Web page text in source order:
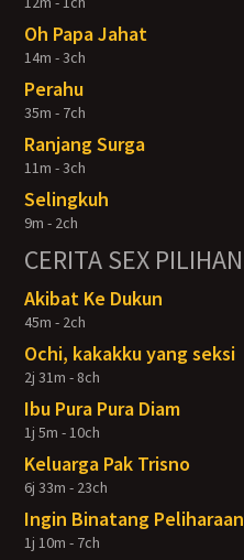
Oh Papa Jahat
14m - 3ch
Perahu
35m - 7ch
Ranjang Surga
11m - 3ch
Selingkuh
9m - 2ch
CERITA SEX PILIHAN
Akibat Ke Dukun
45m - 2ch
Ochi, kakakku yang seksi
2j 31m - 8ch
Ibu Pura Pura Diam
1j 5m - 10ch
Keluarga Pak Trisno
6j 33m - 23ch
Ingin Binatang Peliharaan
1j 10m - 7ch